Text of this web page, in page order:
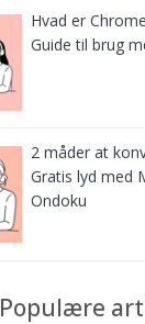
Hvad er
Guide til brug
2 måder at
Gratis lyd med
Ondoku
Populære